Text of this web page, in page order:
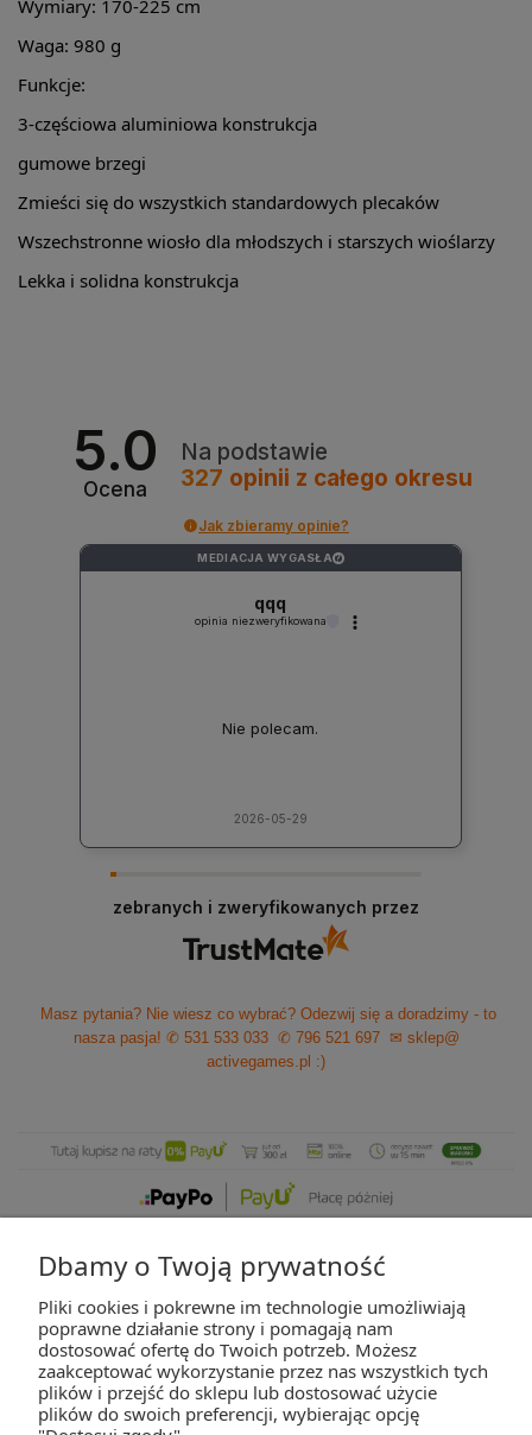
Wymiary: 170-225 cm
Waga: 980 g
Funkcje:
3-częściowa aluminiowa konstrukcja
gumowe brzegi
Zmieści się do wszystkich standardowych plecaków
Wszechstronne wiosło dla młodszych i starszych wioślarzy
Lekka i solidna konstrukcja
5.0
Ocena
Na podstawie
327 opinii z całego okresu
Jak zbieramy opinie?
MEDIACJA WYGASŁA ?
qqq
opinia niezweryfikowana
Nie polecam.
2026-05-29
zebranych i zweryfikowanych przez
Masz pytania? Nie wiesz co wybrać? Odezwij się a doradzimy - to
nasza pasja! ✆ 531 533 033 ✆ 796 521 697
✉ sklep@
activegames.pl :)
ZAKUPY
POMOC
Dbamy o Twoją prywatność
Pliki cookies i pokrewne im technologie umożliwiają
poprawne działanie strony i pomagają nam
dostosować ofertę do Twoich potrzeb. Możesz
zaakceptować wykorzystanie przez nas wszystkich tych
plików i przejść do sklepu lub dostosować użycie
plików do swoich preferencji, wybierając opcję